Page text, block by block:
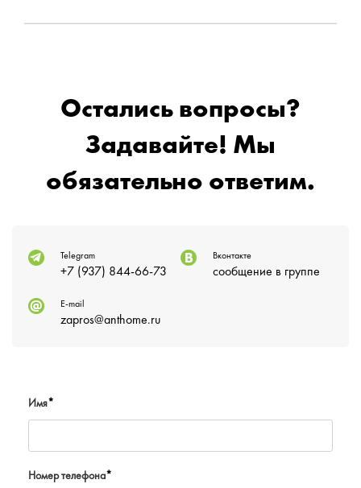
Остались вопросы?
Задавайте! Мы
обязательно ответим.
Telegram
+7 (937) 844-66-73
Вконтакте
сообщение в группе
E-mail
zapros@anthome.ru
Имя*
Номер телефона*